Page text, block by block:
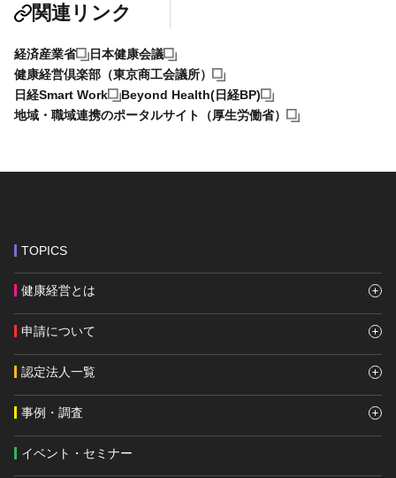
関連リンク
経済産業省
日本健康会議
健康経営倶楽部（東京商工会議所）
日経Smart Work
Beyond Health(日経BP)
地域・職域連携のポータルサイト（厚生労働省）
TOPICS
健康経営とは
申請について
認定法人一覧
事例・調査
イベント・セミナー